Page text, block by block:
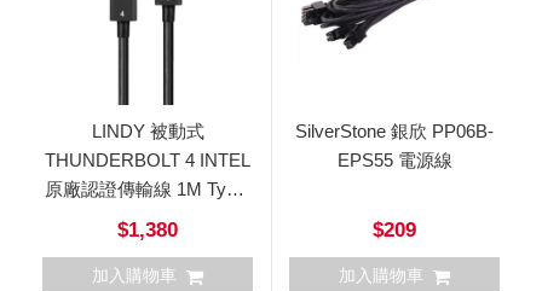
LINDY 被動式
THUNDERBOLT 4 INTEL
原廠認證傳輸線 1M Type-
C接頭
$1,380
加入購物車
SilverStone 銀欣 PP06B-
EPS55 電源線
$209
加入購物車